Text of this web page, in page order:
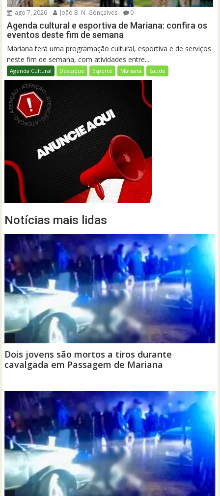
ago 7, 2026 João B. N. Gonçalves 0
Agenda cultural e esportiva de Mariana: confira os
eventos deste fim de semana
Mariana terá uma programação cultural, esportiva e de serviços
neste fim de semana, com atividades entre...
Agenda Cultural Destaque Esporte Mariana Saúde
Notícias mais lidas